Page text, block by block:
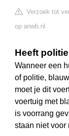
Verzoek tot
op anwb.nl
Heeft
Wanneer een
of politie,
moet je dit
voertuig met
is voorrang
staan niet voor